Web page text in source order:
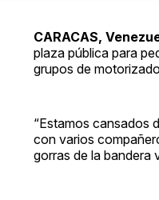
CARACAS,
plaza pública para
grupos de
“Estamos cansados
con varios
gorras de la bandera